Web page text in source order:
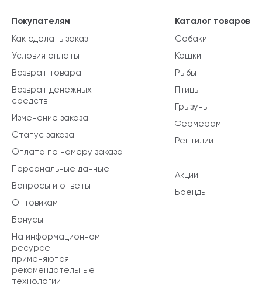
Каталог товаров
Собаки
Кошки
Рыбы
Птицы
Грызуны
Фермерам
Рептилии
Акции
Бренды
Покупателям
Как сделать заказ
Условия оплаты
Возврат товара
Возврат денежных
средств
Изменение заказа
Статус заказа
Оплата по номеру заказа
Персональные данные
Вопросы и ответы
Оптовикам
Бонусы
На информационном
ресурсе
применяются
рекомендательные
технологии